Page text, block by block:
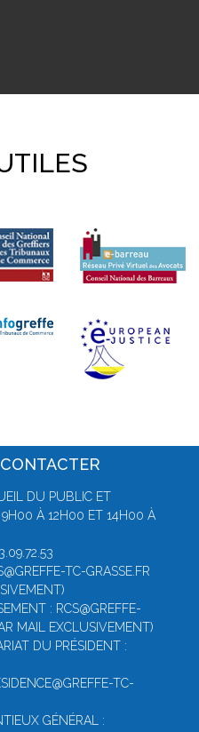
DU PUBLIC ET
9H00 À 12H00 ET 14H00 À
TC-GRASSE.FR
: RCS@GREFFE-
MAIL EXCLUSIVEMENT)
DU PRÉSIDENT :
TC-
GÉNÉRAL :